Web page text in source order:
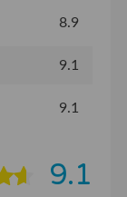
8.9
9.1
9.1
9.1